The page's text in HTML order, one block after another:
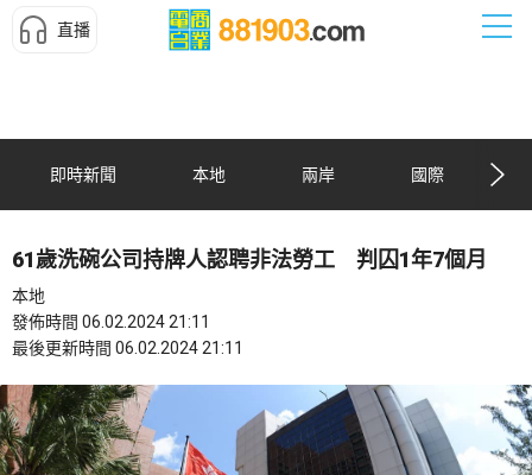
直播
即時新聞 本地 兩岸 國際
61歲洗碗公司持牌人認聘非法勞工 判囚1年7個月
本地
發佈時間 06.02.2024 21:11
最後更新時間 06.02.2024 21:11